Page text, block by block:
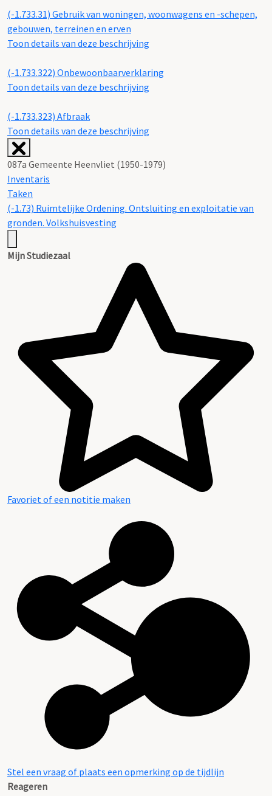
(-1.733.31) Gebruik van woningen, woonwagens en -schepen,
gebouwen, terreinen en erven
Toon details van deze beschrijving
(-1.733.322) Onbewoonbaarverklaring
Toon details van deze beschrijving
(-1.733.323) Afbraak
Toon details van deze beschrijving
087a Gemeente Heenvliet (1950-1979)
Inventaris
Taken
(-1.73) Ruimtelijke Ordening. Ontsluiting en exploitatie van
gronden. Volkshuisvesting
Mijn Studiezaal
Favoriet of een notitie maken
Stel een vraag of plaats een opmerking op de tijdlijn
Reageren